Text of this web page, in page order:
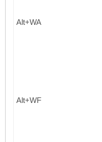
Alt+WA
Alt+WF